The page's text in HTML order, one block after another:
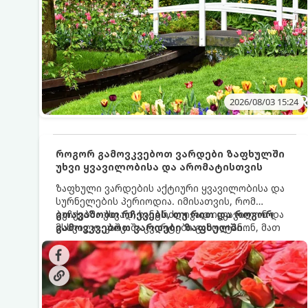
2026/08/03 15:24
როგორ გამოვკვებოთ ვარდები ზაფხულში
უხვი ყვავილობისა და არომატისთვის
ზაფხული ვარდების აქტიური ყვავილობისა და
სურნელების პერიოდია. იმისათვის, რომ
ბუჩქებმა უხვად, ხანგრძლივად იყვავილონ და
მსხვილი, კაშკაშა კვირტები გამოიტანონ, მათ
რეგულარული და სწორი გამოკვება
სჭირდებათ. ზაფხულის პერიოდში მცენარის
მოთხოვნილებები იცვლება, ამიტომ
მნიშვნელოვანია ვიცოდეთ, რომელი სასუქები
გამოიყენება ამ დროს.
გთავაზობთ რჩევებს, თუ რით და როგორ
გამოვკვებოთ ვარდები ზაფხულში
საუკეთესო შედეგის მისაღწევად: